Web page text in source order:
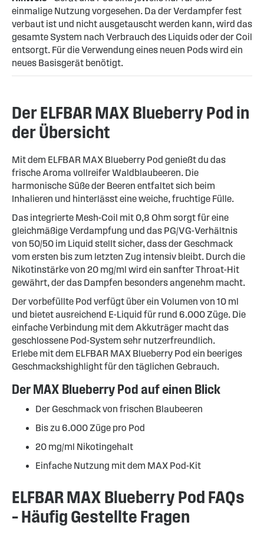
einmalige Nutzung vorgesehen. Da der Verdampfer fest
verbaut ist und nicht ausgetauscht werden kann, wird das
gesamte System nach Verbrauch des Liquids oder der Coil
entsorgt. Für die Verwendung eines neuen Pods wird ein
neues Basisgerät benötigt.
Der ELFBAR MAX Blueberry Pod in
der Übersicht
Mit dem ELFBAR MAX Blueberry Pod genießt du das
frische Aroma vollreifer Waldblaubeeren. Die
harmonische Süße der Beeren entfaltet sich beim
Inhalieren und hinterlässt eine weiche, fruchtige Fülle.
Das integrierte Mesh-Coil mit 0,8 Ohm sorgt für eine
gleichmäßige Verdampfung und das PG/VG-Verhältnis
von 50/50 im Liquid stellt sicher, dass der Geschmack
vom ersten bis zum letzten Zug intensiv bleibt. Durch die
Nikotinstärke von 20 mg/ml wird ein sanfter Throat-Hit
gewährt, der das Dampfen besonders angenehm macht.
Der vorbefüllte Pod verfügt über ein Volumen von 10 ml
und bietet ausreichend E-Liquid für rund 6.000 Züge. Die
einfache Verbindung mit dem Akkuträger macht das
geschlossene Pod-System sehr nutzerfreundlich.
Erlebe mit dem ELFBAR MAX Blueberry Pod ein beeriges
Geschmackshighlight für den täglichen Gebrauch.
Der MAX Blueberry Pod auf einen Blick
Der Geschmack von frischen Blaubeeren
Bis zu 6.000 Züge pro Pod
20 mg/ml Nikotingehalt
Einfache Nutzung mit dem MAX Pod-Kit
ELFBAR MAX Blueberry Pod FAQs
– Häufig Gestellte Fragen